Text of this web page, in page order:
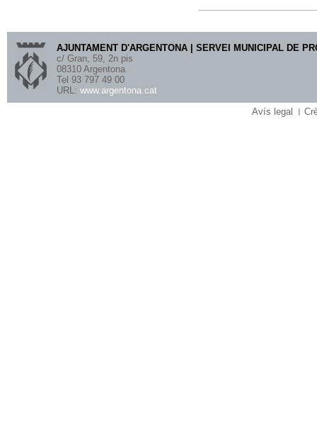
AJUNTAMENT D'ARGENTONA | SERVEI MUNICIPAL DE
c/ Gran, 59, 2n pis
08310 Argentona
Tel 93 797 49 00
URL: www.argentona.cat
Avís legal